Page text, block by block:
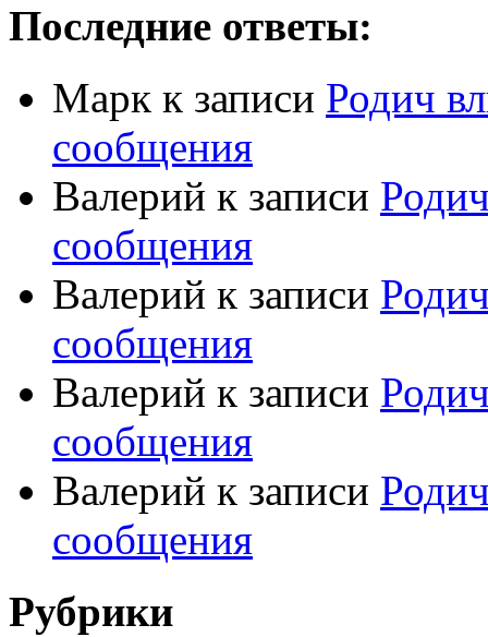
Последние ответы:
Марк к записи Родич
сообщения
Валерий к записи
сообщения
Валерий к записи
сообщения
Валерий к записи
сообщения
Валерий к записи
сообщения
Рубрики